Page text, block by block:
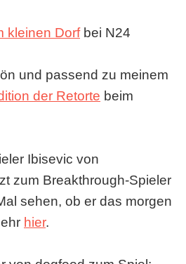
kleinen Dorfbei N24
und passend zu meinem
der Retorte beim
Ibisevic von
zum Breakthrough-Spieler
sehen, ob er das morgen
hier.